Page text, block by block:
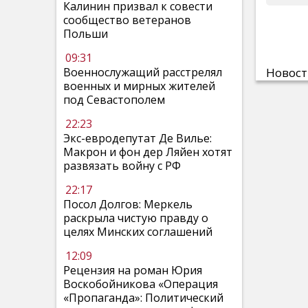
Калинин призвал к совести
сообщество ветеранов
Польши
09:31
Военнослужащий расстрелял
военных и мирных жителей
под Севастополем
22:23
Экс-евродепутат Де Вилье:
Макрон и фон дер Ляйен хотят
развязать войну с РФ
22:17
Посол Долгов: Меркель
раскрыла чистую правду о
целях Минских соглашений
12:09
Рецензия на роман Юрия
Воскобойникова «Операция
«Пропаганда»: Политический